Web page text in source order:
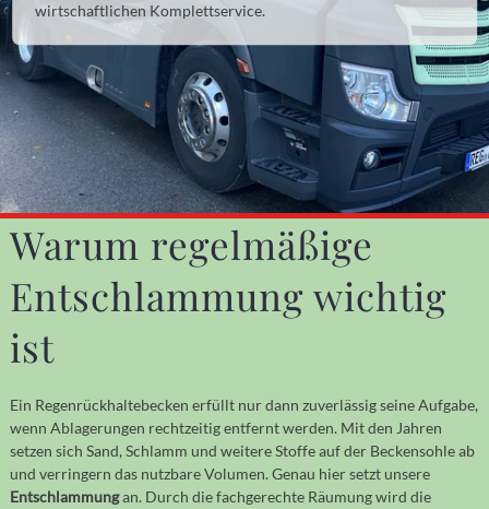
wirtschaftlichen Komplettservice.
Warum regelmäßige
Entschlammung wichtig
ist
Ein Regenrückhaltebecken erfüllt nur dann zuverlässig seine Aufgabe,
wenn Ablagerungen rechtzeitig entfernt werden. Mit den Jahren
setzen sich Sand, Schlamm und weitere Stoffe auf der Beckensohle ab
und verringern das nutzbare Volumen. Genau hier setzt unsere
Entschlammungan. Durch die fachgerechte Räumung wird die